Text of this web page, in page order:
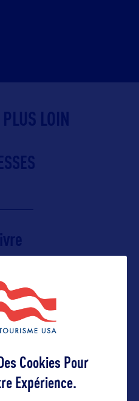
LOIN
TÉLÉCHARGEZ LA
BROCHURE
Cookies Pour
Expérience.